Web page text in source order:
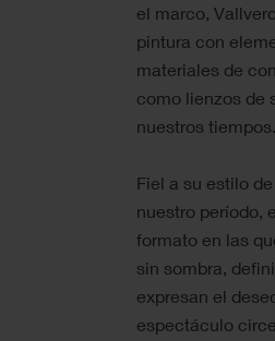
el marco,
pintura con
materiales de
como lienzos de
nuestros tiempos.
Fiel a su estilo
nuestro período,
formato en las
sin sombra,
expresan el
espectáculo